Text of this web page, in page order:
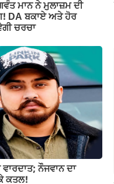
ਮਾਨ ਨੇ ਮੁਲਾਜ਼ਮ ਦੀ
DA ਬਕਾਏ ਅਤੇ ਹੋਰ
ਚਰਚਾ
ਵਾਰਦਾਤ; ਨੌਜਵਾਨ ਦਾ
ਕਤਲ!